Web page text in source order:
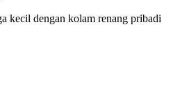
kecil dengan kolam renang pribadi